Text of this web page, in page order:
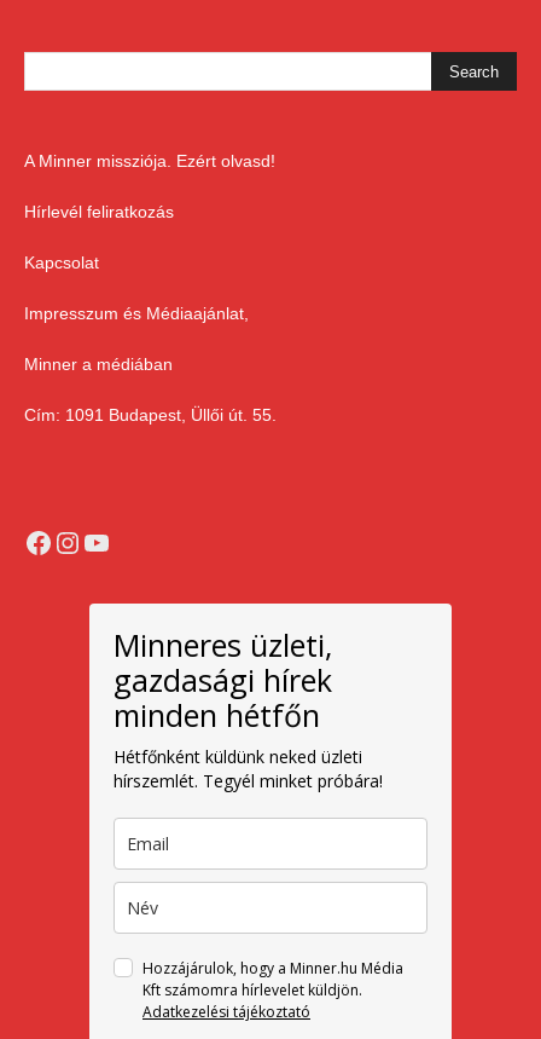
A Minner missziója. Ezért olvasd!
Hírlevél feliratkozás
Kapcsolat
Impresszum és Médiaajánlat,
Minner a médiában
Cím: 1091 Budapest, Üllői út. 55.
Facebook
Instagram
YouTube
Minneres üzleti,
gazdasági hírek
minden hétfőn
Hétfőnként küldünk neked üzleti
hírszemlét. Tegyél minket próbára!
Hozzájárulok, hogy a Minner.hu Média
Kft számomra hírlevelet küldjön.
Adatkezelési tájékoztató